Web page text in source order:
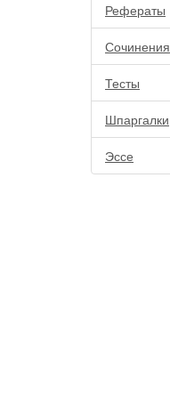
Рефераты
Сочинения
Тесты
Шпаргалки
Эссе